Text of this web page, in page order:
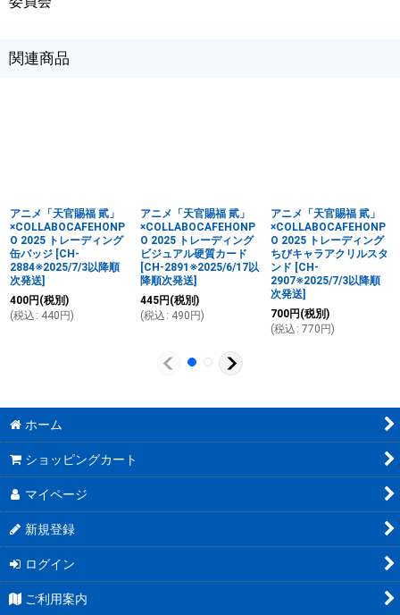
関連商品
アニメ「天官賜福 貮」
×COLLABOCAFEHONP
O 2025 トレーディング
缶バッジ [CH-
2884※2025/7/3以降順
次発送]
400円 (税別)
(税込 : 440 円)
アニメ「天官賜福 貮」
×COLLABOCAFEHONP
O 2025 トレーディング
ビジュアル硬質カード
[CH-2891※2025/6/17以
降順次発送]
445円 (税別)
(税込 : 490 円)
アニメ「天官賜福 貮」
×COLLABOCAFEHONP
O 2025 トレーディング
ちびキャラアクリルスタ
ンド [CH-
2907※2025/7/3以降順
次発送]
700円 (税別)
(税込 : 770 円)
ホーム
ショッピングカート
マイページ
新規登録
ログイン
ご利用案内